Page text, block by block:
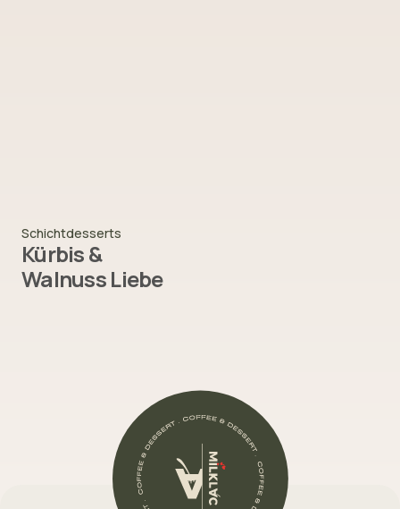
Schichtdesserts
Kürbis &
Walnuss Liebe